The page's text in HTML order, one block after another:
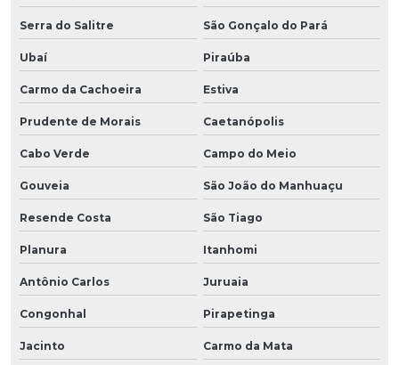
Serra do Salitre São Gonçalo do Pará
Ubaí Piraúba
Carmo da Cachoeira Estiva
Prudente de Morais Caetanópolis
Cabo Verde Campo do Meio
Gouveia São João do Manhuaçu
Resende Costa São Tiago
Planura Itanhomi
Antônio Carlos Juruaia
Congonhal Pirapetinga
Jacinto Carmo da Mata